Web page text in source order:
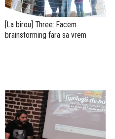
[La birou] Three: Facem
brainstorming fara sa vrem